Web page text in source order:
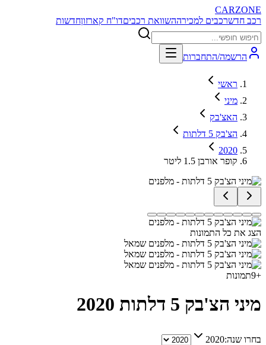
CARZONE
רכב חדשרכבים למכירההשוואת רכביםדו"ח קארזוןחדשות
הרשמה/התחברות
ראשי
מיני
האצ'בק
הצ'בק 5 דלתות
2020
קופר אורבן 1.5 ליטר
הצג את כל התמונות
+
9תמונות
מיני הצ'בק 5 דלתות 2020
בחרו שנה:2020